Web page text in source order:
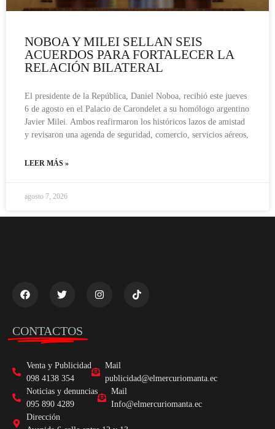
NOBOA Y MILEI SELLAN SEIS
ACUERDOS PARA FORTALECER LA
RELACIÓN BILATERAL
El presidente de la República, Daniel Noboa, recibió este jueves
6 de agosto en el Palacio de Carondelet a su homólogo argentino
Javier Milei. Ambos reafirmaron los históricos lazos de amistad
y revisaron una agenda de seguridad, comercio, servicios aéreos,
LEER MÁS »
agosto 7, 2026
CONTACTOS
Venta y Publicidad
098 4138 354
Mail
publicidad@elmercuriomanta.ec
Noticias y denuncias
095 890 4289
Mail
Info@elmercuriomanta.ec
Dirección